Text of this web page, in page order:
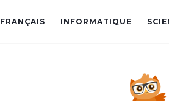
FRANÇAIS INFORMATIQUE